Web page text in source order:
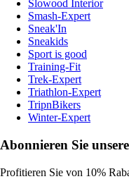
Slowood Interior
Smash-Expert
Sneak'In
Sneakids
Sport is good
Training-Fit
Trek-Expert
Triathlon-Expert
TripnBikers
Winter-Expert
Abonnieren Sie
Profitieren Sie von 10%